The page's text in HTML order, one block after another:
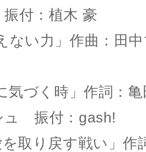
付：植木 豪
ない力」作曲：田
気づく時」作詞：
ュ 振付：gash!
取り戻す戦い」作